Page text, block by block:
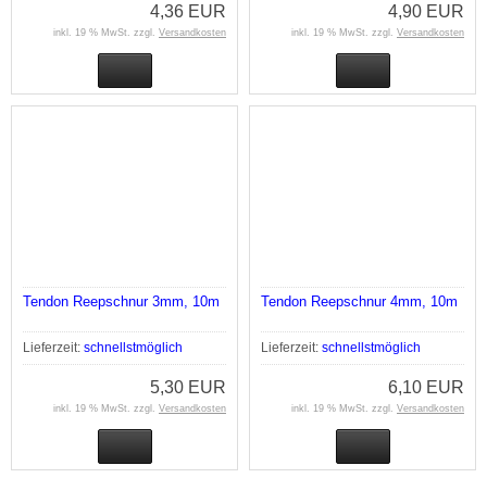
4,36 EUR
inkl. 19 % MwSt. zzgl. Versandkosten
4,90 EUR
inkl. 19 % MwSt. zzgl. Versandkosten
Tendon Reepschnur 3mm, 10m
Lieferzeit: schnellstmöglich
5,30 EUR
inkl. 19 % MwSt. zzgl. Versandkosten
Tendon Reepschnur 4mm, 10m
Lieferzeit: schnellstmöglich
6,10 EUR
inkl. 19 % MwSt. zzgl. Versandkosten